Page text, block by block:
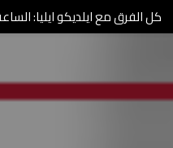
كل الفرق مع ايلديكو ايليا: